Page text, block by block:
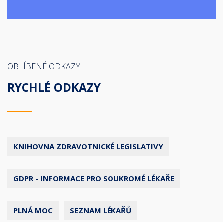
OBLÍBENÉ ODKAZY
RYCHLÉ ODKAZY
KNIHOVNA ZDRAVOTNICKÉ LEGISLATIVY
GDPR - INFORMACE PRO SOUKROMÉ LÉKAŘE
PLNÁ MOC SEZNAM LÉKAŘŮ